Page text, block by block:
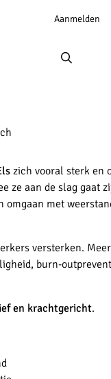
Account
Aanmelden
zich vooral sterk en
ze aan de slag gaat
met
versterken.
burn-
en krachtgericht.